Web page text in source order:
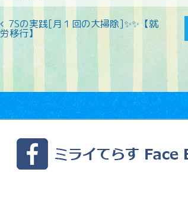
7Sの実践[月１回の大掃除]✨✨【就
労移行】